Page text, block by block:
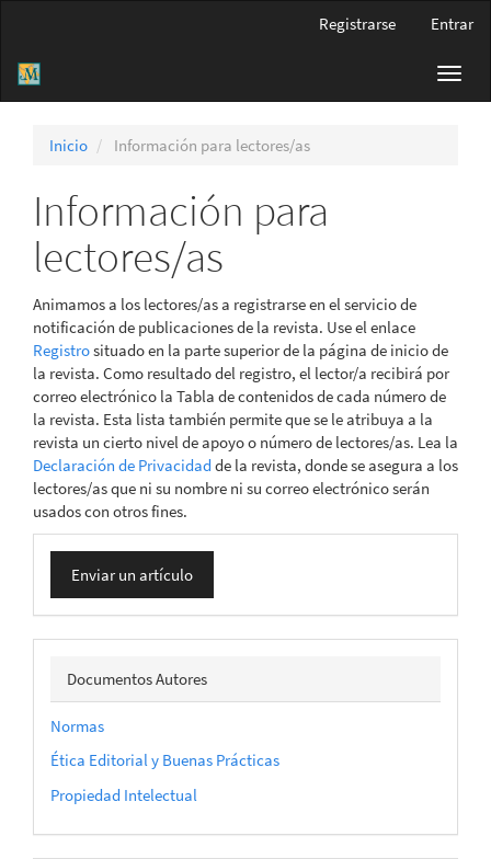
Barra
Registrarse Entrar
Inicio Información para lectores/as
Información para
lectores/as
Animamos a los lectores/as a registrarse en el servicio de
notificación de publicaciones de la revista. Use el enlace
Registrosituado en la parte superior de la página de inicio de
la revista. Como resultado del registro, el lector/a recibirá por
correo electrónico la Tabla de contenidos de cada número de
la revista. Esta lista también permite que se le atribuya a la
revista un cierto nivel de apoyo o número de lectores/as. Lea la
Declaración de Privacidad de la revista, donde se asegura a los
lectores/as que ni su nombre ni su correo electrónico serán
usados con otros fines.
Enviar
un
artículo
Enviar un artículo
docautor
Documentos Autores
Normas
Ética Editorial y Buenas Prácticas
Propiedad Intelectual